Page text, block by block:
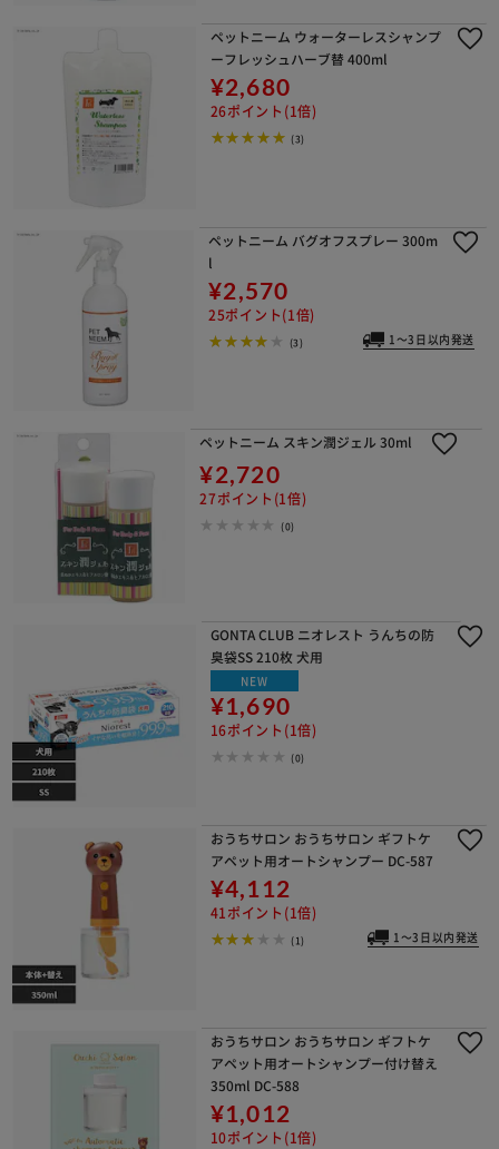
ペットニーム ウォーターレスシャンプ
ーフレッシュハーブ替 400ml
¥2,680
26ポイント(1倍)
(3)
ペットニーム バグオフスプレー 300m
l
¥2,570
25ポイント(1倍)
(3) 1～3日以内発送
ペットニーム スキン潤ジェル 30ml
¥2,720
27ポイント(1倍)
(0)
GONTA CLUB ニオレスト うんちの防
臭袋SS 210枚 犬用
NEW
¥1,690
16ポイント(1倍)
(0)
おうちサロン おうちサロン ギフトケ
アペット用オートシャンプー DC-587
¥4,112
41ポイント(1倍)
(1) 1～3日以内発送
おうちサロン おうちサロン ギフトケ
アペット用オートシャンプー付け替え
350ml DC-588
¥1,012
10ポイント(1倍)